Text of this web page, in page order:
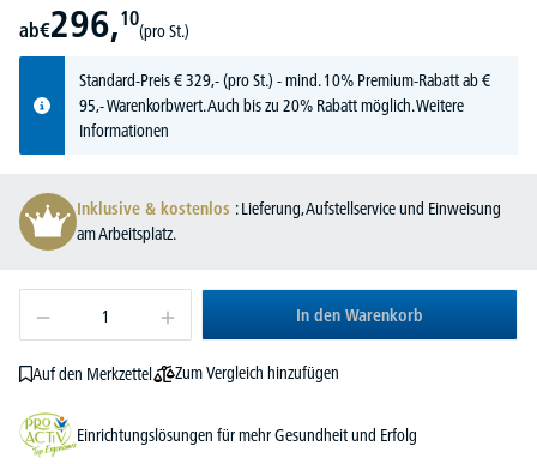
ab€296,10
(pro St.)
Standard-Preis€329,-(pro St.) - mind. 10% Premium-Rabatt ab €
95,- Warenkorbwert. Auch bis zu 20% Rabatt möglich.Weitere
Informationen
Inklusive & kostenlos : Lieferung, Aufstellservice und Einweisung
am Arbeitsplatz.
In den Warenkorb
Auf den Merkzettel Zum Vergleich hinzufügen
Einrichtungslösungen für mehr Gesundheit und Erfolg